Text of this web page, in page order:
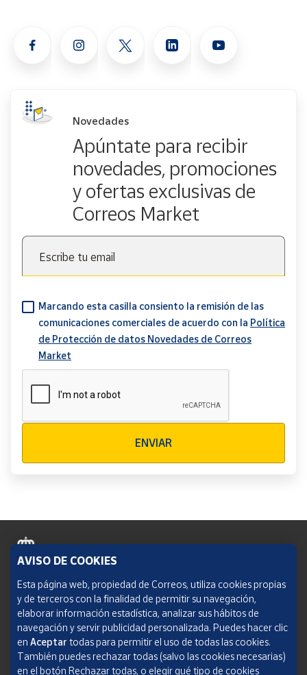
Novedades
Apúntate para recibir
novedades, promociones
y ofertas exclusivas de
Correos Market
Escribe tu email
Marcando esta casilla consiento la remisión de las
comunicaciones comerciales de acuerdo con la Política
de Protección de datos Novedades de Correos
Market
ENVIAR
Política de cookies
Aviso legal
Condiciones del servicio
Política de Privacidad Web
AVISO DE COOKIES
Esta página web, propiedad de Correos, utiliza cookies propias
y de terceros con la finalidad de permitir su navegación,
elaborar información estadística, analizar sus hábitos de
navegación y servir publicidad personalizada. Puedes hacer clic
en Aceptar todas para permitir el uso de todas las cookies.
También puedes rechazar todas (salvo las cookies necesarias)
en el botón Rechazar todas, o elegir qué tipo de cookies